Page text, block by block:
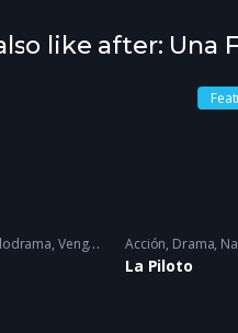
like after: Una
, Venganza 2025
Acción, Drama,
La Piloto